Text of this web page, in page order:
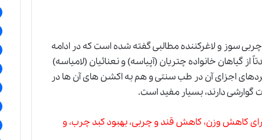
سوز و لاغرکننده مطالبی گفته شده است که در ادامه
گیاهان خانواده چتریان (آپیاسه) و نعنائیان (لامیاسه)
اجزای آن در طب سنتی و هم به اکشن های آن ها در
دارند، بسیار مفید است.
برای کاهش وزن، کاهش قند و چربی، بهبود کبد چرب، و